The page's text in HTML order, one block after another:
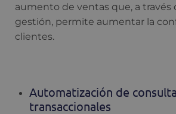
aumento de ventas que, a través
gestión, permite aumentar la
clientes.
Automatización de
transaccionales